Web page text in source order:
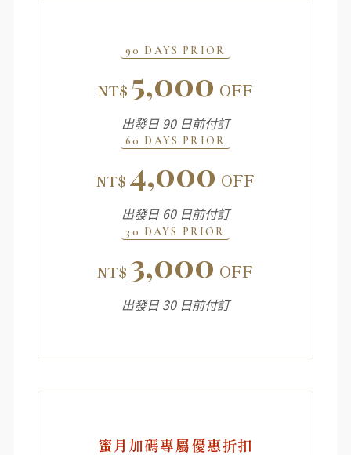
90 DAYS PRIOR
NT$ 5,000 OFF
出發日 90 日前付訂
60 DAYS PRIOR
NT$ 4,000 OFF
出發日 60 日前付訂
30 DAYS PRIOR
NT$ 3,000 OFF
出發日 30 日前付訂
蜜月加碼專屬優惠折扣